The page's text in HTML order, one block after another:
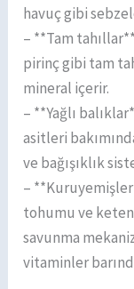
havuç gibi
– **Tam
pirinç gibi tam
mineral içerir.
– **Yağlı
asitleri
ve bağışıklık
–
tohumu ve
savunma
vitaminler